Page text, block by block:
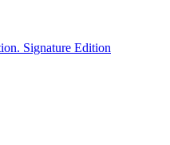
Signature Edition